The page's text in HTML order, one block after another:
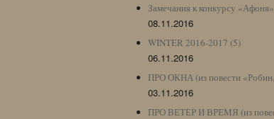
Замечания к конкурсу «Афоня»
08.11.2016
WINTER 2016-2017 (5)
06.11.2016
ПРО ОКНА (из повести
03.11.2016
ПРО ВЕТЕР И ВРЕМЯ (из